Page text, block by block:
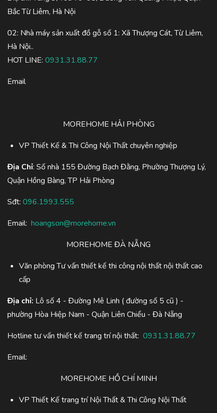
Bắc Từ Liêm, Hà Nội
02: Nhà máy sản xuất đồ gỗ số 1: Xã Thượng Cát, Từ Liêm,
Hà Nội..
HOT LINE: 0931.31.88.77
Email
MOREHOME HẢI PHÒNG
VP Thiết Kế & Thi Công Nội Thất chuyên nghiệp
Địa Chỉ: Số nhà 155 Đường Bạch Đằng, Phường Thượng Lý,
Quận Hồng Bàng, TP Hải Phòng
Sđt: 096.1993.555
Email: hoangson@morehome.vn
MOREHOME ĐÀ NẴNG
Văn phòng Tư vấn thiết kế thi công nội thất nội thất cao
cấp
Địa chỉ: Lô số 4 - Đường Mê Linh ( đường số 5 cũ ) -
phường Hòa Hiệp Nam - Quận Liên Chiểu - Đà Nẵng
Hotline tư vấn thiết kế trang trí nội thất: 0931.31.88.77
Email:
MOREHOME HỒ CHÍ MINH
VP Thiết Kế trang trí Nội Thất & Thi Công Nội Thất